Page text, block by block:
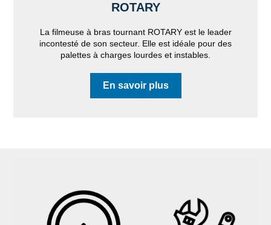
ROTARY
La filmeuse à bras tournant ROTARY est le leader
incontesté de son secteur. Elle est idéale pour des
palettes à charges lourdes et instables.
En savoir plus